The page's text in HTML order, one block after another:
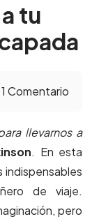
tu
1 Comentario
llevarnos a
. En esta
indispensables
de viaje.
pero